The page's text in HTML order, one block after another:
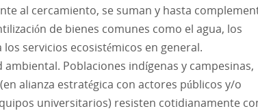
al cercamiento, se suman y hasta
de bienes comunes como el agua, los
servicios ecosistémicos en general.
Poblaciones indígenas y campesinas,
alianza estratégica con actores públicos y/o
universitarios) resisten cotidianamente